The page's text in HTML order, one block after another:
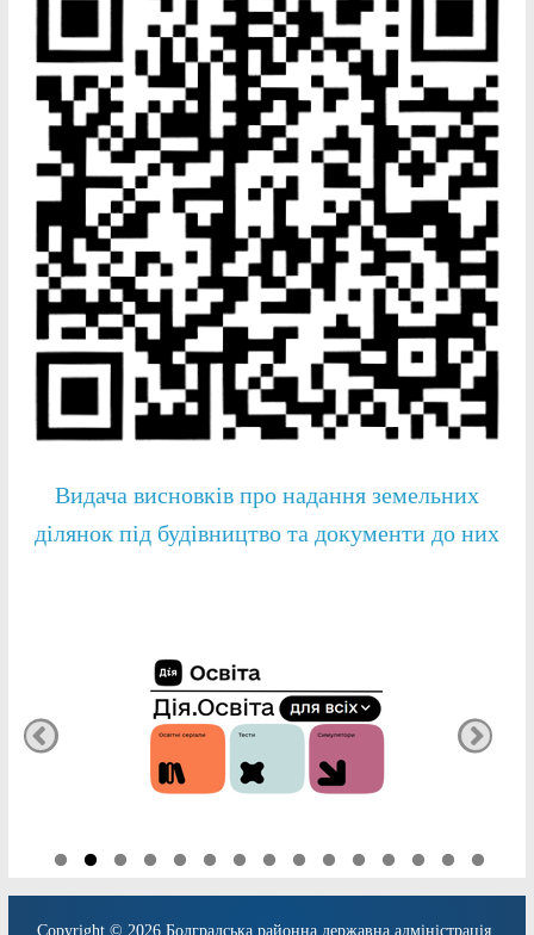
Видача висновків про надання земельних
ділянок під будівництво та документи до них
Copyright © 2026Болградська районна державна адміністрація